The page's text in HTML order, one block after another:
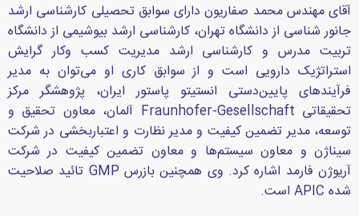
آقای مهندس محمد صفاریون دارای سوابق تحصیلی کارشناسی ارشد
جانور شناسی از دانشگاه تهران، کارشناسی ارشد بیوشیمی از دانشگاه
تربیت مدرس و کارشناسی ارشد مدیریت کسب‌ وکار گرایش
استراتژیک دارویی است و از سوابق کاری او می‌توان به مدیر
فرآیندهای پایین‌دستی انستیتو پاستور ایران، پژوهشگر مرکز
تحقیقاتی Fraunhofer-Gesellschaft آلمان، معاون تحقیق و
توسعه، مدیر تضمین کیفیت و مدیر نظارت و اعتباربخشی در شرکت
سیناژن و معاون سیستم‌ها و معاون تضمین کیفیت در شرکت
آریوژن فارمد اشاره کرد. وی همچنین بازرس GMP تائید صلاحیت
شده APIC است.